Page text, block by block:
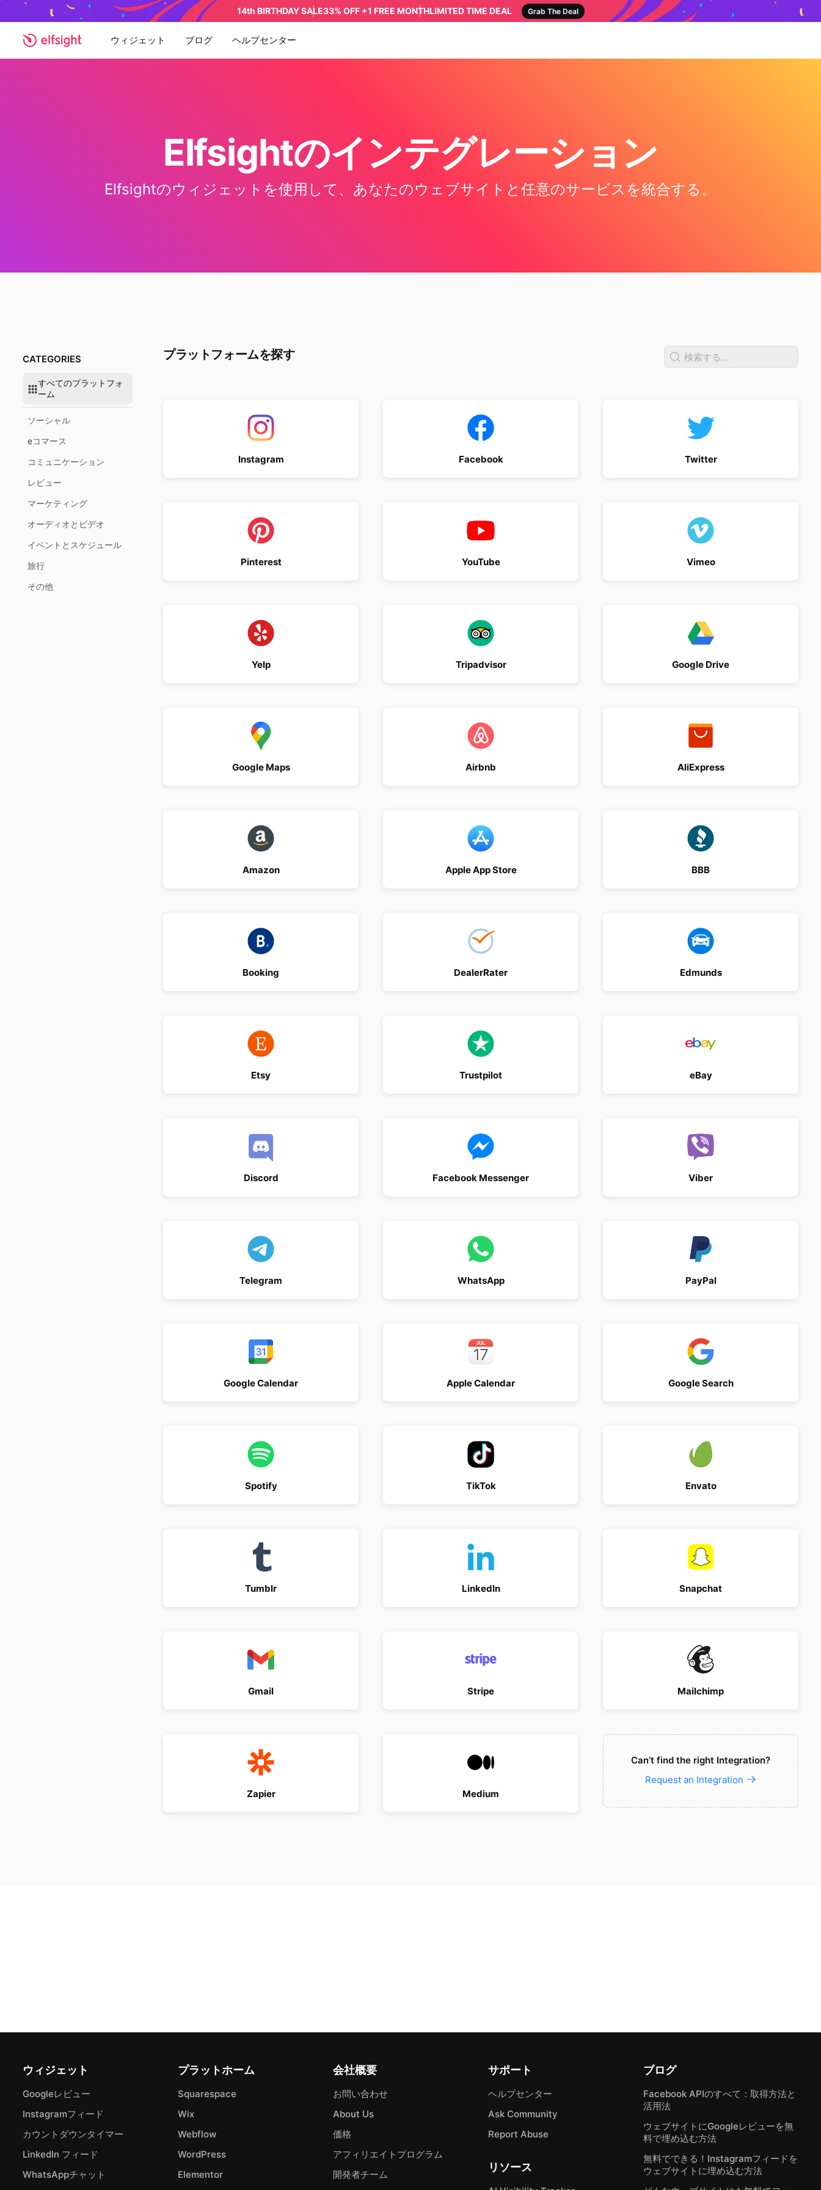
14th BIRTHDAY SALE33% OFF +1 FREE MONTHLIMITED TIME DEAL Grab The Deal
ウィジェット ブログ ヘルプセンター
Elfsightのインテグレーション
Elfsightのウィジェットを使用して、あなたのウェブサイトと任意のサービスを統合する。
CATEGORIES
すべてのプラットフォ
ーム
ソーシャル
eコマース
コミュニケーション
レビュー
マーケティング
オーディオとビデオ
イベントとスケジュール
旅行
その他
プラットフォームを探す
Instagram Facebook Twitter
Pinterest YouTube Vimeo
Yelp Tripadvisor Google Drive
Google Maps Airbnb AliExpress
Amazon Apple App Store BBB
Booking DealerRater Edmunds
Etsy Trustpilot eBay
Discord Facebook Messenger Viber
Telegram WhatsApp PayPal
Google Calendar Apple Calendar Google Search
Spotify TikTok Envato
Tumblr LinkedIn Snapchat
Gmail Stripe Mailchimp
Zapier Medium
Can’t find the right Integration?
Request an Integration
ウィジェット
Googleレビュー
Instagramフィード
カウントダウンタイマー
LinkedIn フィード
WhatsAppチャット
プラットホーム
Squarespace
Wix
Webflow
WordPress
Elementor
会社概要
お問い合わせ
About Us
価格
アフィリエイトプログラム
開発者チーム
サポート
ヘルプセンター
Ask Community
Report Abuse
リソース
ブログ
Facebook APIのすべて：取得方法と
活用法
ウェブサイトにGoogleレビューを無
料で埋め込む方法
無料でできる！Instagramフィードを
ウェブサイトに埋め込む方法